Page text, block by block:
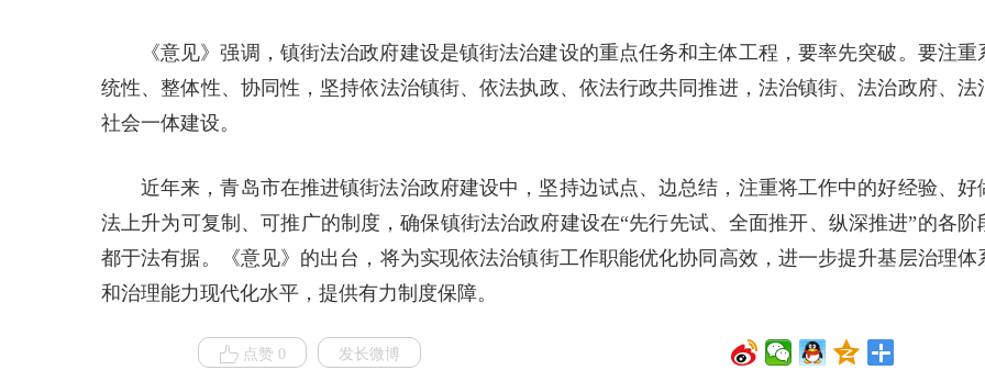
《意见》强调，镇街法治政府建设是镇街法治建设的重点任务和主体工程，要率先突破。要注重
统性、整体性、协同性，坚持依法治镇街、依法执政、依法行政共同推进，法治镇街、法治政府、法
社会一体建设。
近年来，青岛市在推进镇街法治政府建设中，坚持边试点、边总结，注重将工作中的好经验、好
法上升为可复制、可推广的制度，确保镇街法治政府建设在“先行先试、全面推开、纵深推进”的各阶
都于法有据。《意见》的出台，将为实现依法治镇街工作职能优化协同高效，进一步提升基层治理体
和治理能力现代化水平，提供有力制度保障。
点赞 0 发长微博